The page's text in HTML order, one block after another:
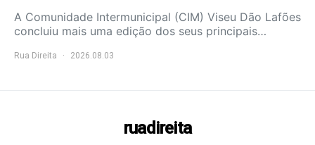
A Comunidade Intermunicipal (CIM) Viseu Dão Lafões
concluiu mais uma edição dos seus principais…
Rua Direita 2026.08.03
ruadireita